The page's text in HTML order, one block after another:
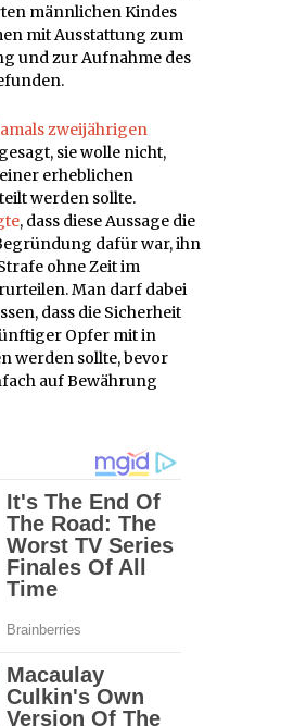
männlichen Kindes
mit Ausstattung zum
und zur Aufnahme des
zweijährigen
sie wolle nicht,
erheblichen
werden sollte.
, dass diese Aussage die
dafür war, ihn
ohne Zeit im
Man darf dabei
dass die Sicherheit
Opfer mit in
werden sollte, bevor
auf Bewährung